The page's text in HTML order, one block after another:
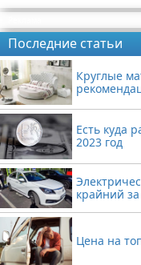
Последние статьи
Круглые
Есть куда
2023 год
крайний
Цена на